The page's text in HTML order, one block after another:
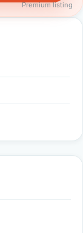
Premium listing